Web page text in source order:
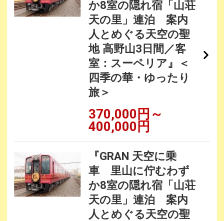
か8室の隠れ宿「山荘
天の里」連泊 案内
人とめぐる天空の聖
地 高野山3日間／客
室：スーペリア』＜
四季の華・ゆったり
旅＞
370,000円～
400,000円
『GRAN 天空に乗
車 里山に佇むわず
か8室の隠れ宿「山荘
天の里」連泊 案内
人とめぐる天空の聖